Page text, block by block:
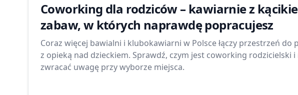
Coworking dla rodziców – kawiarnie z
zabaw, w których naprawdę popracujesz
Coraz więcej bawialni i klubokawiarni w Polsce łączy przestrzeń do
z opieką nad dzieckiem. Sprawdź, czym jest coworking rodzicielski i
zwracać uwagę przy wyborze miejsca.